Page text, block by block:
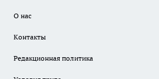
О нас
Контакты
Редакционная политика